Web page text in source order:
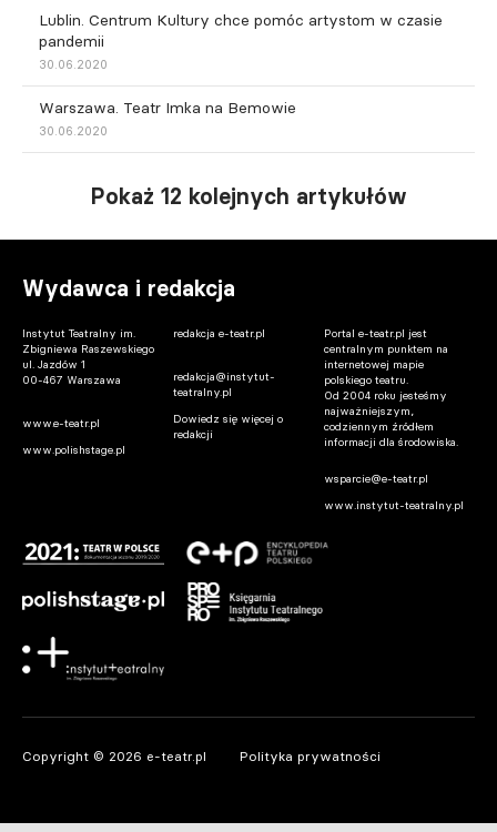
Lublin. Centrum Kultury chce pomóc artystom w czasie
pandemii
30.06.2020
Warszawa. Teatr Imka na Bemowie
30.06.2020
Pokaż 12 kolejnych artykułów
Wydawca i redakcja
Instytut Teatralny im.
Zbigniewa Raszewskiego
ul. Jazdów 1
00-467 Warszawa
www.e-teatr.pl
www.polishstage.pl
redakcja e-teatr.pl
redakcja@instytut-
teatralny.pl
Dowiedz się więcej o
redakcji
Portal e-teatr.pl jest
centralnym punktem na
internetowej mapie
polskiego teatru.
Od 2004 roku jesteśmy
najważniejszym,
codziennym źródłem
informacji dla środowiska.
wsparcie@e-teatr.pl
www.instytut-teatralny.pl
Copyright © 2026 e-teatr.pl Polityka prywatności